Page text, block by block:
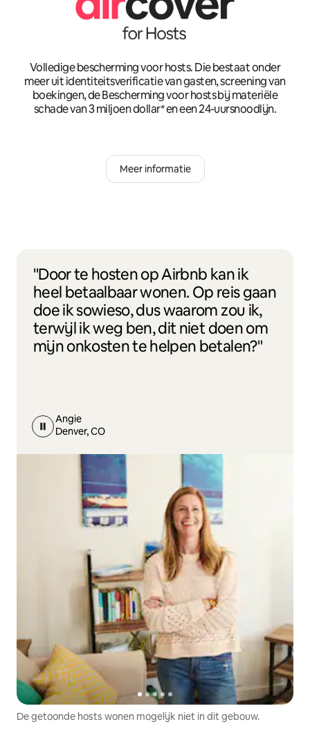
Volledige bescherming voor hosts. Die bestaat onder
meer uit identiteitsverificatie van gasten, screening van
boekingen, de Bescherming voor hosts bij materiële
schade van 3 miljoen dollar* en een 24-uursnoodlijn.
Meer informatie
"Door te hosten op Airbnb kan ik
heel betaalbaar wonen. Op reis gaan
doe ik sowieso, dus waarom zou ik,
terwijl ik weg ben, dit niet doen om
mijn onkosten te helpen betalen?"
Angie
Denver, CO
De getoonde hosts wonen mogelijk niet in dit gebouw.